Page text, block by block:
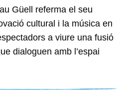
Güell referma el seu
cultural i la música en
a viure una fusió
dialoguen amb l’espai